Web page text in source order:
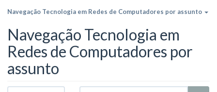
Navegação Tecnologia em Redes de Computadores por assunto
Navegação Tecnologia em
Redes de Computadores por
assunto